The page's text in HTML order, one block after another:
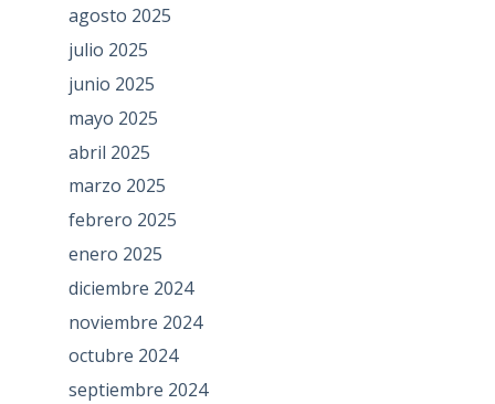
agosto 2025
julio 2025
junio 2025
mayo 2025
abril 2025
marzo 2025
febrero 2025
enero 2025
diciembre 2024
noviembre 2024
octubre 2024
septiembre 2024